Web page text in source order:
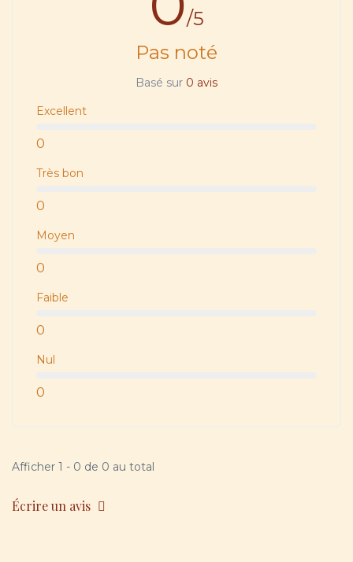
/5
Pas noté
Basé sur 0 avis
Excellent
0
Très bon
0
Moyen
0
Faible
0
Nul
0
Afficher 1 - 0 de 0 au total
Écrire un avis